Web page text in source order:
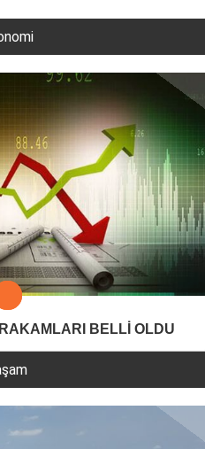
BELLİ OLDU